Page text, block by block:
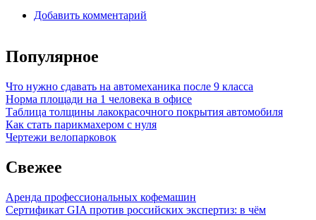
Добавить комментарий
Популярное
Что нужно сдавать на автомеханика после 9 класса
Норма площади на 1 человека в офисе
Таблица толщины лакокрасочного покрытия автомобиля
Как стать парикмахером с нуля
Чертежи велопарковок
Свежее
Аренда профессиональных кофемашин
Сертификат GIA против российских экспертиз: в чём